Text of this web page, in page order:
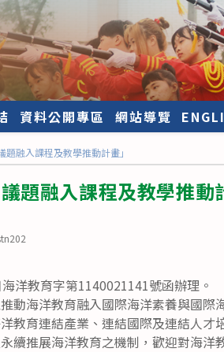
資料公開專區 網站導覽
題融入課程及教學推動計畫」
題融入課程及教學推動
洋教育字第1140021141號函辦理。
動海洋教育融入國際海洋素養與國際
教育連結產業、連結國際及連結人才
續推展海洋教育之機制，歡迎對海洋